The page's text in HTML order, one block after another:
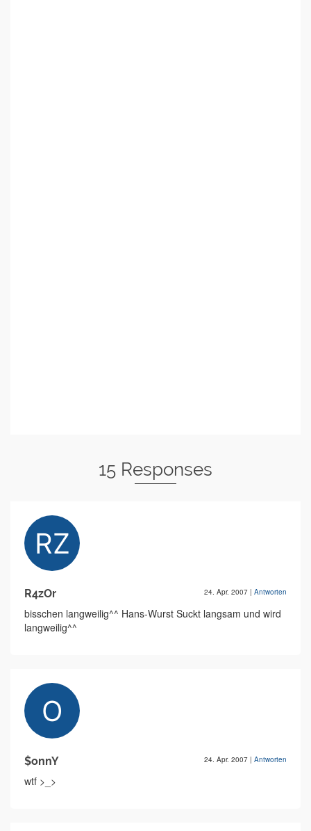
15 Responses
R4zOr 24. Apr. 2007 | Antworten
bisschen langweilig^^ Hans-Wurst Suckt langsam und wird
langweilig^^
$onnY 24. Apr. 2007 | Antworten
wtf >_>